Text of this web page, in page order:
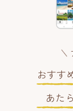
おすす
あた